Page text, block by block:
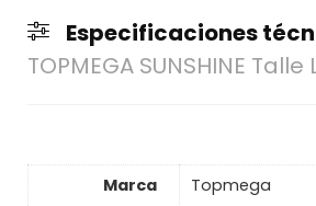
Especificaciones
TOPMEGA SUNSHINE
Marca
Topmega